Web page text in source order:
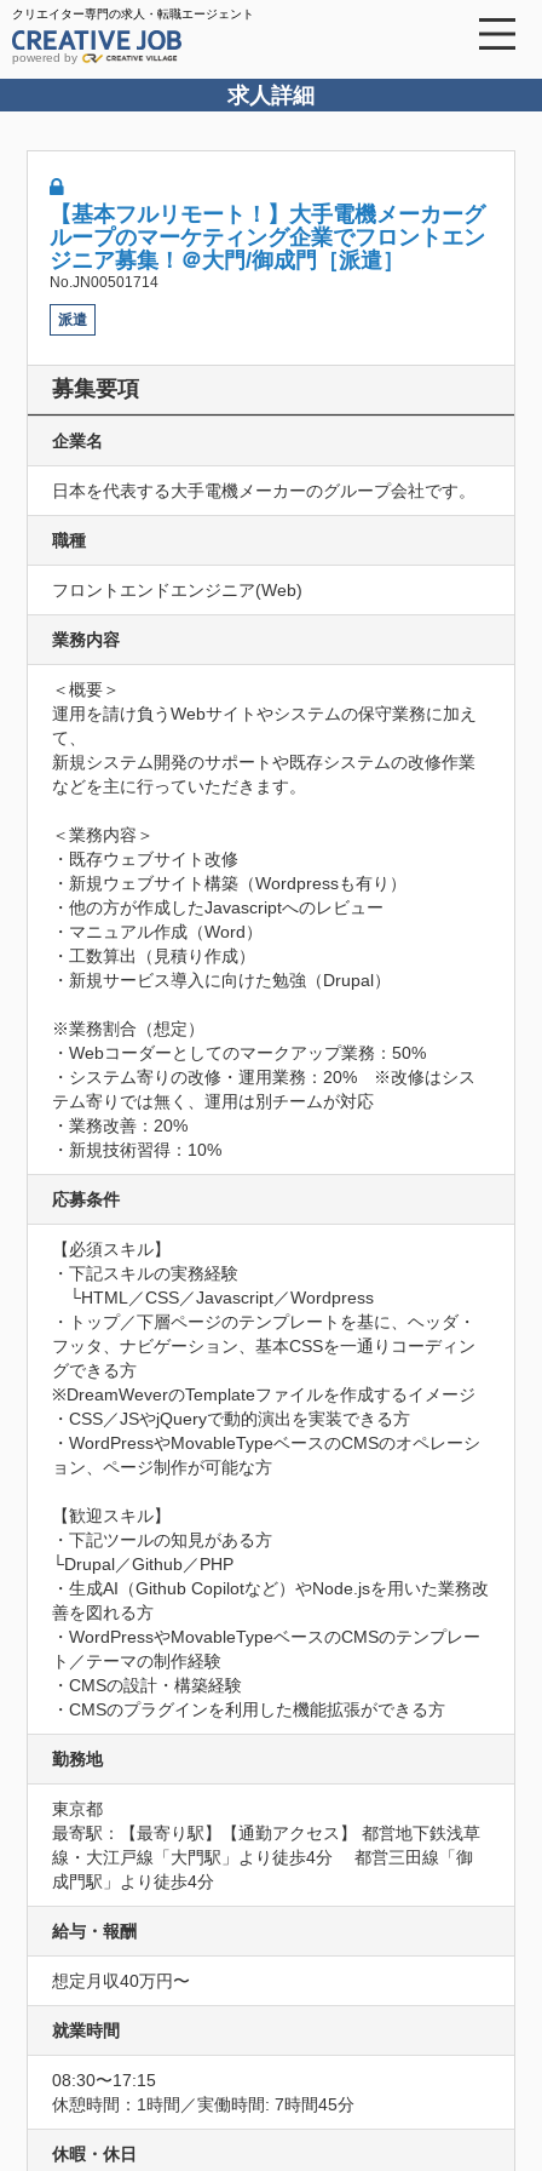
クリエイター専門の求人・転職エージェント
powered by
求人詳細
【基本フルリモート！】大手電機メーカーグ
ループのマーケティング企業でフロントエン
ジニア募集！＠大門/御成門［派遣］
No.JN00501714
派遣
募集要項
企業名
日本を代表する大手電機メーカーのグループ会社です。
職種
フロントエンドエンジニア(Web)
業務内容
＜概要＞
運用を請け負うWebサイトやシステムの保守業務に加え
て、
新規システム開発のサポートや既存システムの改修作業
などを主に行っていただきます。
＜業務内容＞
・既存ウェブサイト改修
・新規ウェブサイト構築（Wordpressも有り）
・他の方が作成したJavascriptへのレビュー
・マニュアル作成（Word）
・工数算出（見積り作成）
・新規サービス導入に向けた勉強（Drupal）
※業務割合（想定）
・Webコーダーとしてのマークアップ業務：50%
・システム寄りの改修・運用業務：20%　※改修はシス
テム寄りでは無く、運用は別チームが対応
・業務改善：20%
・新規技術習得：10%
応募条件
【必須スキル】
・下記スキルの実務経験
└HTML／CSS／Javascript／Wordpress
・トップ／下層ページのテンプレートを基に、ヘッダ・
フッタ、ナビゲーション、基本CSSを一通りコーディン
グできる方
※DreamWeverのTemplateファイルを作成するイメージ
・CSS／JSやjQueryで動的演出を実装できる方
・WordPressやMovableTypeベースのCMSのオペレーシ
ョン、ページ制作が可能な方
【歓迎スキル】
・下記ツールの知見がある方
└Drupal／Github／PHP
・生成AI（Github Copilotなど）やNode.jsを用いた業務改
善を図れる方
・WordPressやMovableTypeベースのCMSのテンプレー
ト／テーマの制作経験
・CMSの設計・構築経験
・CMSのプラグインを利用した機能拡張ができる方
勤務地
東京都
最寄駅：【最寄り駅】【通勤アクセス】 都営地下鉄浅草
線・大江戸線「大門駅」より徒歩4分　 都営三田線「御
成門駅」より徒歩4分
給与・報酬
想定月収40万円〜
就業時間
08:30〜17:15
休憩時間：1時間／実働時間: 7時間45分
休暇・休日